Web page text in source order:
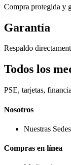
Compra protegida y
Garantía
Respaldo
Todos los
PSE, tarjetas,
Nosotros
Nuestras Sedes
Compras en línea